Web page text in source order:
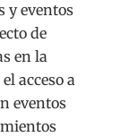
y eventos
de
en la
acceso a
eventos